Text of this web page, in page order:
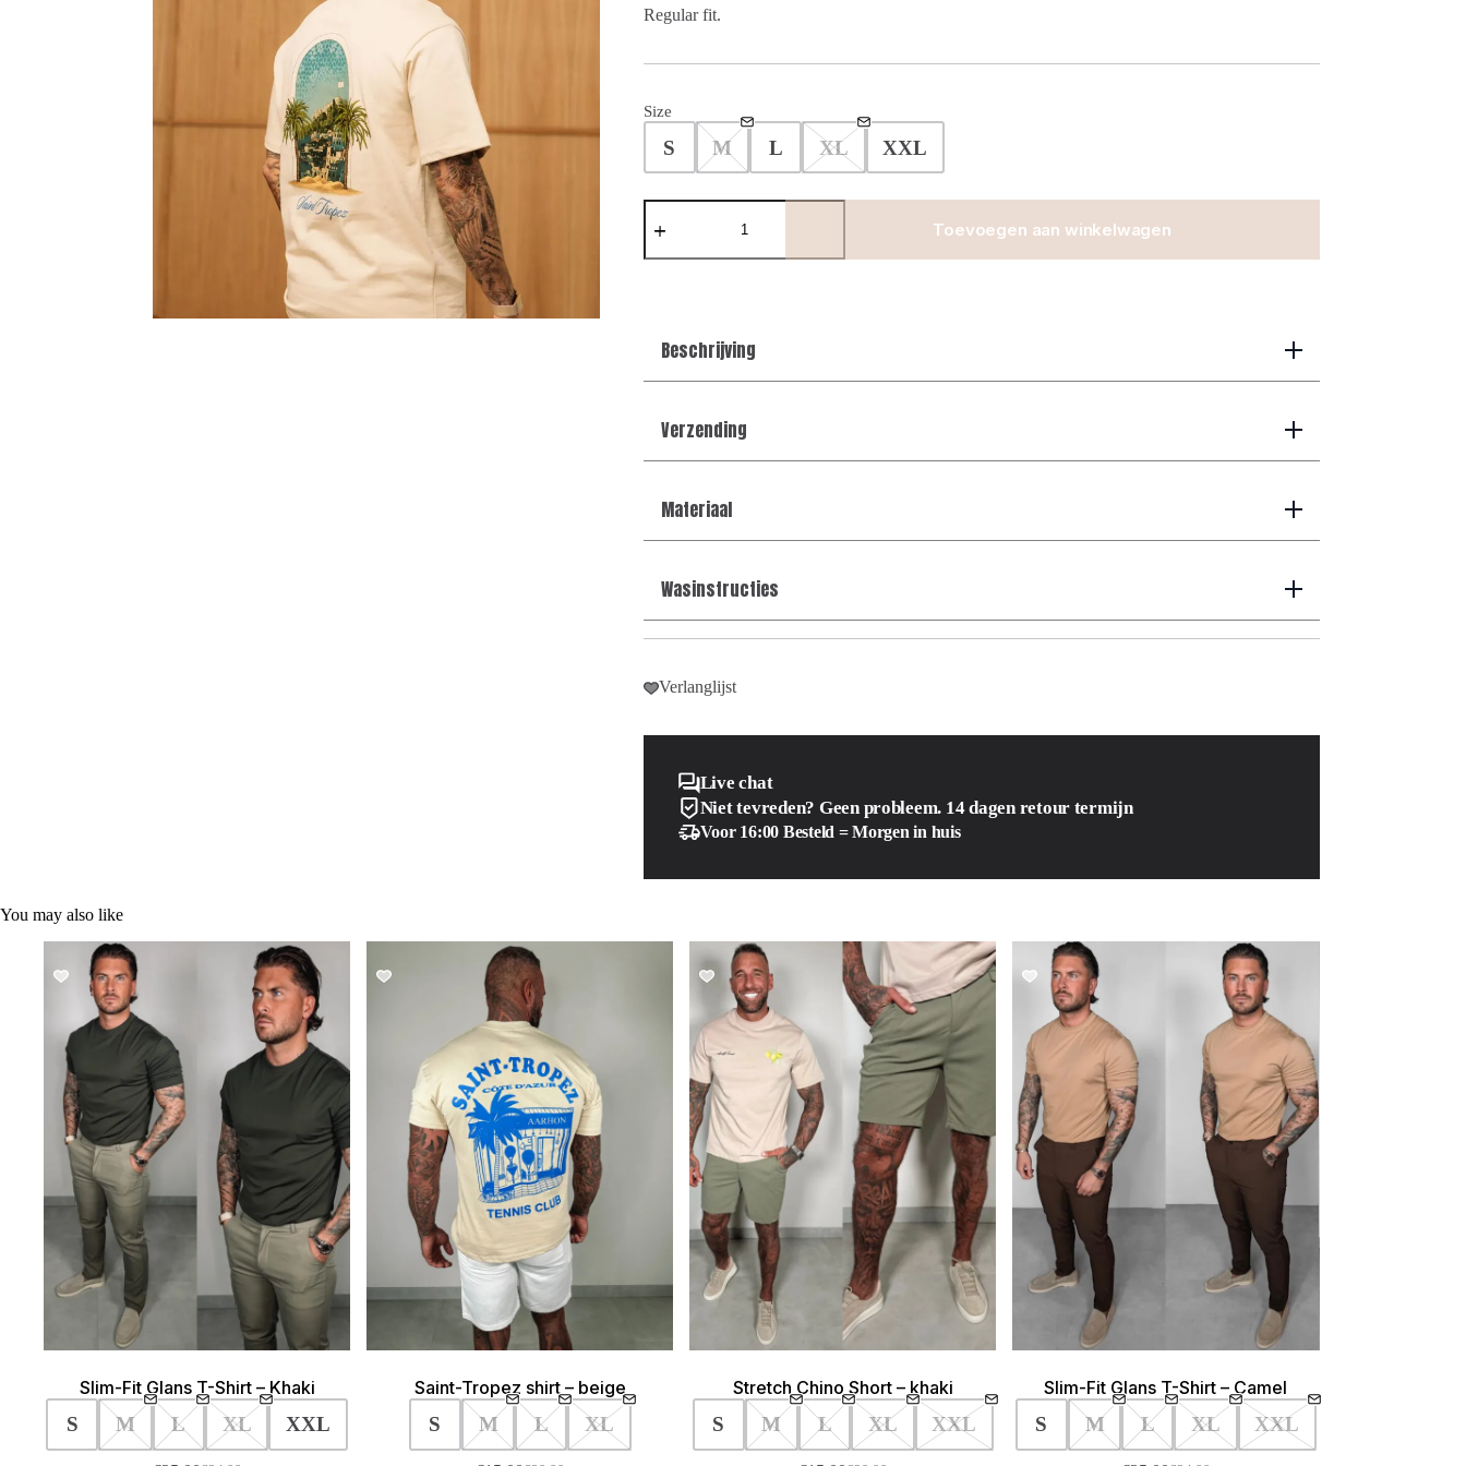
Regular fit.
Size
S M L XL XXL
Saint-
Tropez
-
Toevoegen aan winkelwagen
Beschrijving
Verzending
Materiaal
Wasinstructies
Verlanglijst
Live chat
Niet tevreden? Geen probleem. 14 dagen retour termijn
Voor 16:00 Besteld = Morgen in huis
You may also like
SALE!
Slim-Fit Glans T-Shirt – Khaki
S M L XL XXL
SALE!
Saint-Tropez shirt – beige
S M L XL
SALE!
Stretch Chino Short – khaki
S M L XL XXL
SALE!
Slim-Fit Glans T-Shirt – Camel
S M L XL XXL